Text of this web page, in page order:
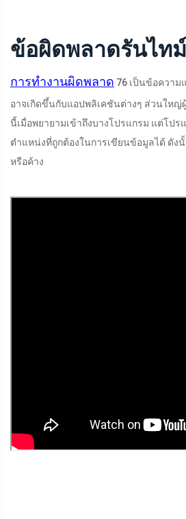
ข้อผิดพลาดรันไท
การทำงานผิดพลาด 76 เป็นข้อควา
อาจเกิดขึ้นกับแอปพลิเคชันต่างๆ ส่วนให
นี้เมื่อพยายามเข้าถึงบางโปรแกรม แต่โปร
ตำแหน่งที่ถูกต้องในการเขียนข้อมูลได้ ดัง
หรือค้าง